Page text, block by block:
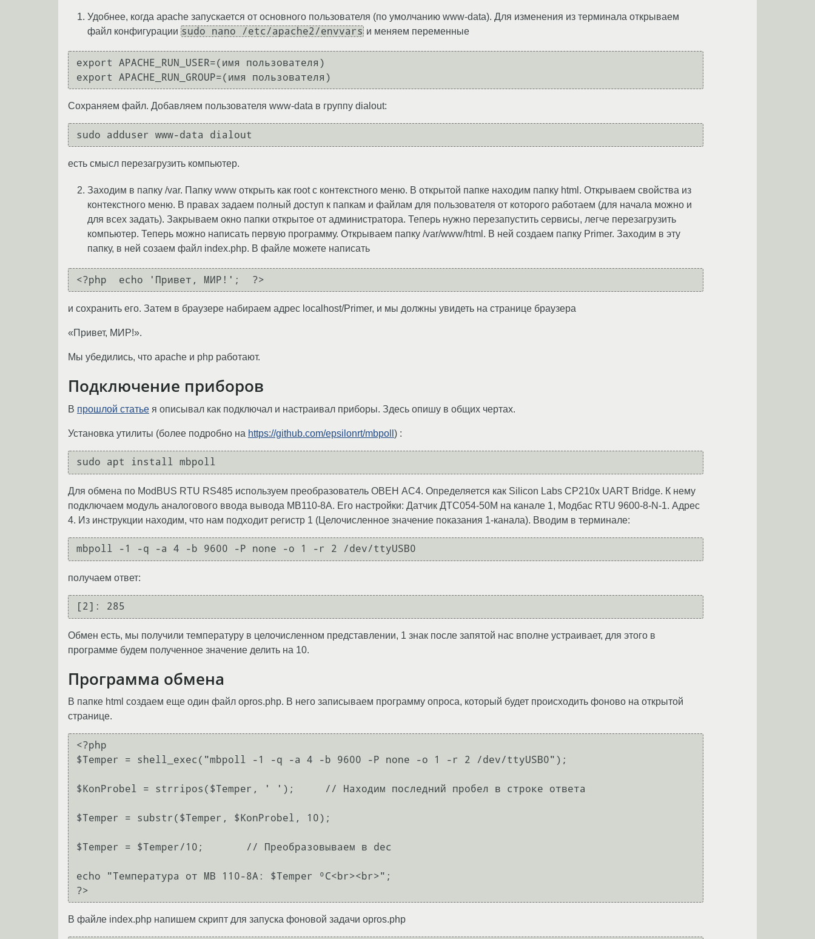
Удобнее, когда apache запускается от основного пользователя (по умолчанию www-data). Для изменения из терминала открываем
файл конфигурации sudo nano /etc/apache2/envvars и меняем переменные
export APACHE_RUN_USER=(имя пользователя)
Сохраняем файл. Добавляем пользователя www-data в группу dialout:
есть смысл перезагрузить компьютер.
Заходим в папку /var. Папку www открыть как root с контекстного меню. В открытой папке находим папку html. Открываем свойства из
контекстного меню. В правах задаем полный доступ к папкам и файлам для пользователя от которого работаем (для начала можно и
для всех задать). Закрываем окно папки открытое от администратора. Теперь нужно перезапустить сервисы, легче перезагрузить
компьютер. Теперь можно написать первую программу. Открываем папку /var/www/html. В ней создаем папку Primer. Заходим в эту
папку, в ней созаем файл index.php. В файле можете написать
и сохранить его. Затем в браузере набираем адрес localhost/Primer, и мы должны увидеть на странице браузера
«Привет, МИР!».
Мы убедились, что apache и php работают.
Подключение приборов
В прошлой статье я описывал как подключал и настраивал приборы. Здесь опишу в общих чертах.
Установка утилиты (более подробно на https://github.com/epsilonrt/mbpoll ) :
Для обмена по ModBUS RTU RS485 используем преобразователь ОВЕН АС4. Определяется как Silicon Labs CP210x UART Bridge. К нему
подключаем модуль аналогового ввода вывода МВ110-8А. Его настройки: Датчик ДТС054-50М на канале 1, Модбас RTU 9600-8-N-1. Адрес
4. Из инструкции находим, что нам подходит регистр 1 (Целочисленное значение показания 1-канала). Вводим в терминале:
получаем ответ:
Обмен есть, мы получили температуру в целочисленном представлении, 1 знак после запятой нас вполне устраивает, для этого в
программе будем полученное значение делить на 10.
Программа обмена
В папке html создаем еще один файл opros.php. В него записываем программу опроса, который будет происходить фоново на открытой
странице.
<?php
$Temper = shell_exec("mbpoll -1 -q -a 4 -b 9600 -P none -o 1 -r 2 /dev/ttyUSB0");
$KonProbel = strripos($Temper, ' ');     // Находим последний пробел в строке ответа
$Temper = substr($Temper, $KonProbel, 10);
$Temper = $Temper/10;       // Преобразовываем в dec
echo "Температура от МВ 110-8А: $Temper ºС<br><br>";
В файле index.php напишем скрипт для запуска фоновой задачи opros.php